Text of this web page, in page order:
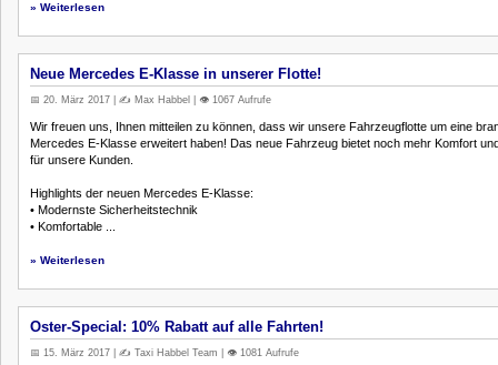
» Weiterlesen
Neue Mercedes E-Klasse in unserer Flotte!
📅 20. März 2017 | ✍️ Max Habbel | 👁️ 1067 Aufrufe
Wir freuen uns, Ihnen mitteilen zu können, dass wir unsere Fahrzeugflotte um eine
Mercedes E-Klasse erweitert haben! Das neue Fahrzeug bietet noch mehr Komfort
für unsere Kunden.
Highlights der neuen Mercedes E-Klasse:
• Modernste Sicherheitstechnik
• Komfortable ...
» Weiterlesen
Oster-Special: 10% Rabatt auf alle Fahrten!
📅 15. März 2017 | ✍️ Taxi Habbel Team | 👁️ 1081 Aufrufe